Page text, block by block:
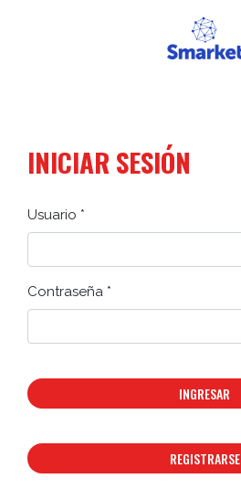
INICIAR SESIÓN
Usuario *
Contraseña *
INGRESAR
REGISTRARSE